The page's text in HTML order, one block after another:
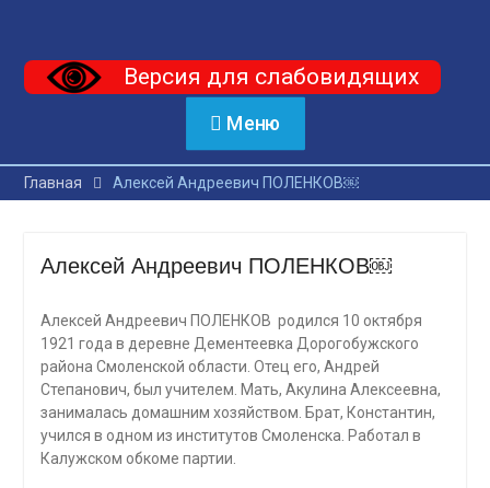
Версия для слабовидящих
Меню
Главная Алексей Андреевич ПОЛЕНКОВ￼
Алексей Андреевич ПОЛЕНКОВ￼
Алексей Андреевич ПОЛЕНКОВ родился 10 октября
1921 года в деревне Дементеевка Дорогобужского
района Смоленской области. Отец его, Андрей
Степанович, был учителем. Мать, Акулина Алексеевна,
занималась домашним хозяйством. Брат, Константин,
учился в одном из институтов Смоленска. Работал в
Калужском обкоме партии.